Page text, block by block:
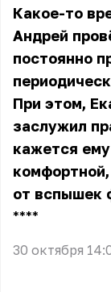
Какое-то
Андрей
постоянно
При этом,
заслужил
кажется
от вспышек
** **
30 октября